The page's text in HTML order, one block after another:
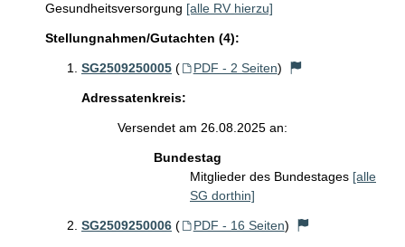
Gesundheitsversorgung [alle RV hierzu]
Stellungnahmen/Gutachten (4):
SG2509250005 ( PDF - 2 Seiten)
Adressatenkreis:
Versendet am 26.08.2025 an:
Bundestag
Mitglieder des Bundestages [alle
SG dorthin]
SG2509250006 ( PDF - 16 Seiten)